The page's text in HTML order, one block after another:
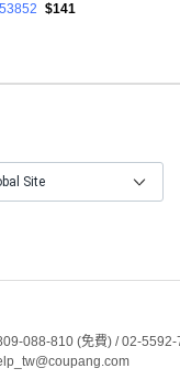
$141
Site
088-810 (免費) / 02-